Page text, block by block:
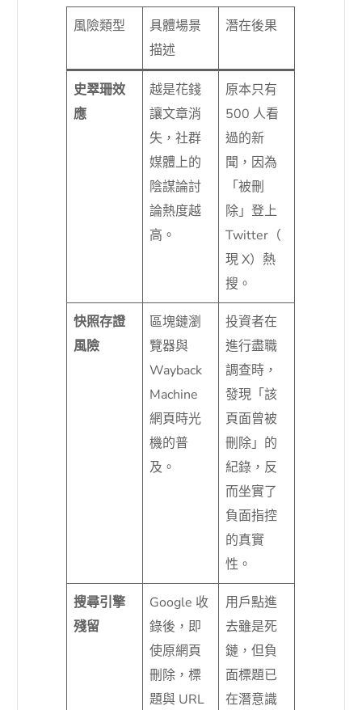
風險類型
具體場景
描述
潛在後果
史翠珊效
應
越是花錢
讓文章消
失，社群
媒體上的
陰謀論討
論熱度越
高。
原本只有
500 人看
過的新
聞，因為
「被刪
除」登上
Twitter（
現 X）熱
搜。
快照存證
風險
區塊鏈瀏
覽器與
Wayback
Machine
網頁時光
機的普
及。
投資者在
進行盡職
調查時，
發現「該
頁面曾被
刪除」的
紀錄，反
而坐實了
負面指控
的真實
性。
搜尋引擎
殘留
Google 收
錄後，即
使原網頁
刪除，標
題與 URL
用戶點進
去雖是死
鏈，但負
面標題已
在潛意識